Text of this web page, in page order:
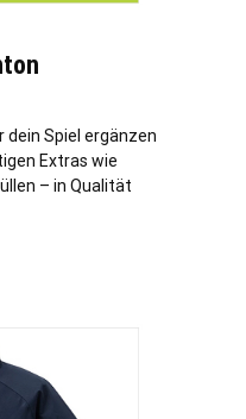
dein Spiel ergänzen
Extras wie
– in Qualität